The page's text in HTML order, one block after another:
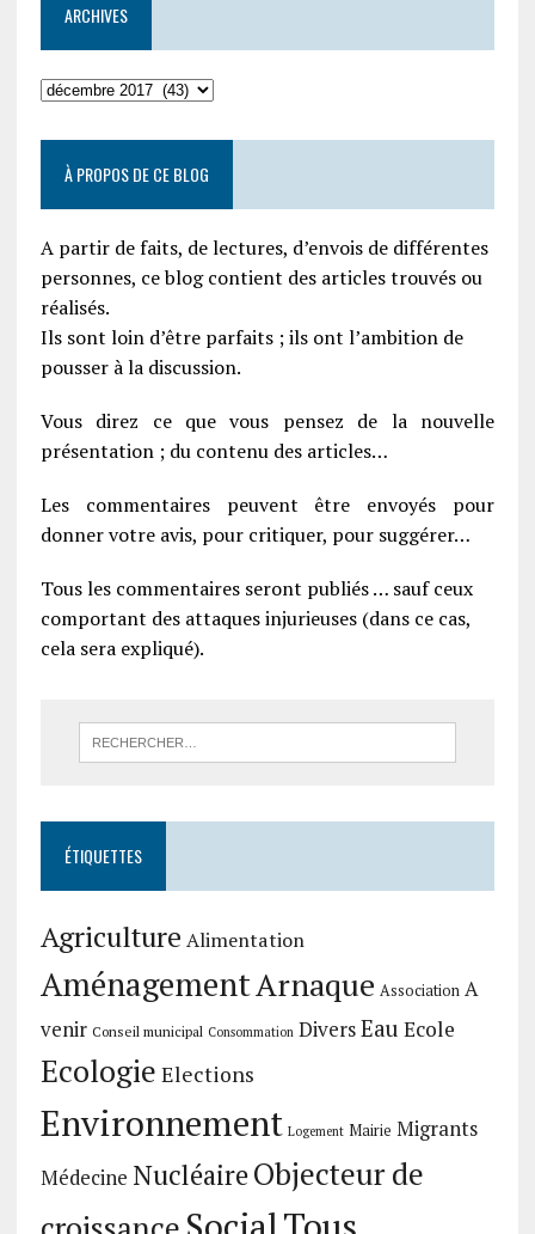
ARCHIVES
À PROPOS DE CE BLOG
A partir de faits, de lectures, d’envois de différentes
personnes, ce blog contient des articles trouvés ou
réalisés.
Ils sont loin d’être parfaits ; ils ont l’ambition de
pousser à la discussion.
Vous direz ce que vous pensez de la nouvelle
présentation ; du contenu des articles…
Les commentaires peuvent être envoyés pour
donner votre avis, pour critiquer, pour suggérer…
Tous les commentaires seront publiés … sauf ceux
comportant des attaques injurieuses (dans ce cas,
cela sera expliqué).
ÉTIQUETTES
Agriculture Alimentation
AménagementArnaque Association A
venir Conseil municipal Consommation DiversEau Ecole
Ecologie Elections
Environnement Logement Mairie Migrants
Médecine NucléaireObjecteur de